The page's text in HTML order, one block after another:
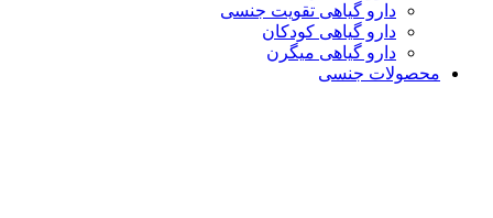
دارو گیاهی تقویت جنسی
دارو گیاهی کودکان
دارو گیاهی میگرن
محصولات جنسی